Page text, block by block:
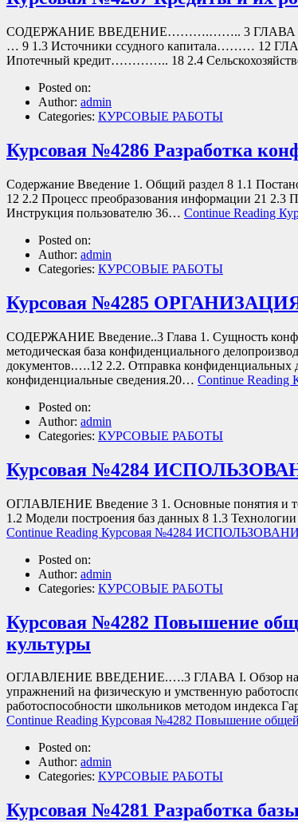
СОДЕРЖАНИЕ ВВЕДЕНИЕ……….…….. 3 ГЛАВА 1.
… 9 1.3 Источники ссудного капитала……… 12
Ипотечный кредит………….. 18 2.4
Posted on:
Author: admin
Categories: КУРСОВЫЕ РАБОТЫ
Курсовая №4286 Разработка
Содержание Введение 1. Общий раздел 8 1.1
12 2.2 Процесс преобразования информации 21 2.3
Инструкция пользователю 36… Continue Reading
Posted on:
Author: admin
Categories: КУРСОВЫЕ РАБОТЫ
Курсовая №4285
СОДЕРЖАНИЕ Введение..3 Глава 1. Сущность
методическая база конфиденциального
документов.….12 2.2. Отправка
конфиденциальные сведения.20… Continue Reading
Posted on:
Author: admin
Categories: КУРСОВЫЕ РАБОТЫ
Курсовая №4284
ОГЛАВЛЕНИЕ Введение 3 1. Основные понятия и
1.2 Модели построения баз данных 8 1.3
Continue Reading Курсовая №4284
Posted on:
Author: admin
Categories: КУРСОВЫЕ РАБОТЫ
Курсовая №4282 Повышение
культуры
ОГЛАВЛЕНИЕ ВВЕДЕНИЕ.….3 ГЛАВА I. Обзор
упражнений на физическую и умственную
работоспособности школьников методом индекса
Continue Reading Курсовая №4282 Повышение общей
Posted on:
Author: admin
Categories: КУРСОВЫЕ РАБОТЫ
Курсовая №4281 Разработка